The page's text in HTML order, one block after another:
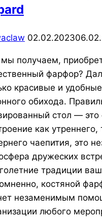
02.02.2023
получаем,
фарфор?
красивые и
обихода.
стол — это
как утреннего,
чаепития, это
дружеских
традиции
костяной
незаменимым
любого